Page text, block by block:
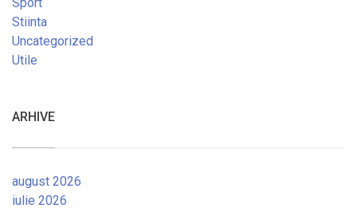
Stiinta
Uncategorized
Utile
ARHIVE
august 2026
iulie 2026